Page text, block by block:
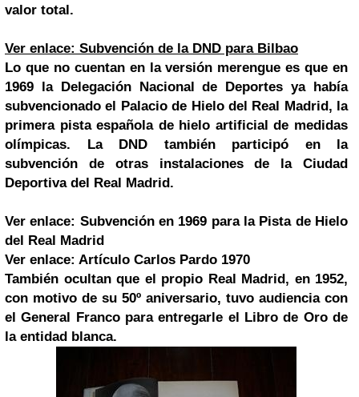
valor total.
Ver enlace: Subvención de la DND para Bilbao
Lo que no cuentan en la versión merengue es que en
1969 la Delegación Nacional de Deportes ya había
subvencionado el Palacio de Hielo del Real Madrid, la
primera pista española de hielo artificial de medidas
olímpicas. La DND también participó en la
subvención de otras instalaciones de la Ciudad
Deportiva del Real Madrid.
Ver enlace: Subvención en 1969 para la Pista de Hielo
del Real Madrid
Ver enlace: Artículo Carlos Pardo 1970
También ocultan que el propio Real Madrid, en 1952,
con motivo de su 50º aniversario, tuvo audiencia con
el General Franco para entregarle el Libro de Oro de
la entidad blanca.